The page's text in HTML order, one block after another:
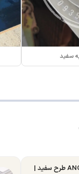
ورق فومیزه ANG | PVC طرح سفید |